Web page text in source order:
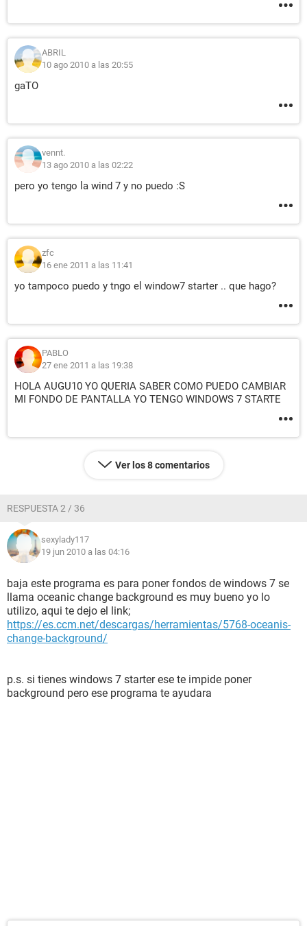
ABRIL
10 ago 2010 a las 20:55
gaTO
vennt.
13 ago 2010 a las 02:22
pero yo tengo la wind 7 y no puedo :S
zfc
16 ene 2011 a las 11:41
yo tampoco puedo y tngo el window7 starter .. que hago?
PABLO
27 ene 2011 a las 19:38
HOLA AUGU10 YO QUERIA SABER COMO PUEDO CAMBIAR
MI FONDO DE PANTALLA YO TENGO WINDOWS 7 STARTE
Ver los 8 comentarios
RESPUESTA 2 / 36
sexylady117
19 jun 2010 a las 04:16
baja este programa es para poner fondos de windows 7 se
llama oceanic change background es muy bueno yo lo
utilizo, aqui te dejo el link;
https://es.ccm.net/descargas/herramientas/5768-oceanis-
change-background/
p.s. si tienes windows 7 starter ese te impide poner
background pero ese programa te ayudara